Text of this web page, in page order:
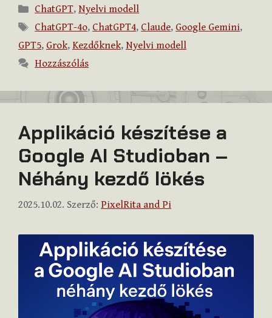
Kategória
ChatGPT, Nyelvi modell
Címkék
ChatGPT-4o, ChatGPT4, Claude, Google Gemini,
GPT5, Grok, Kezdőknek, Nyelvi modell
Hozzászólás
Applikáció készítése a
Google AI Studioban –
Néhány kezdő lökés
2025.10.02. Szerző: PixelRita and Pi